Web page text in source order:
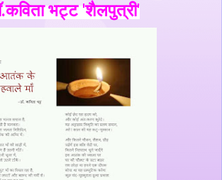
भट्ट 'शैलपुत्री'